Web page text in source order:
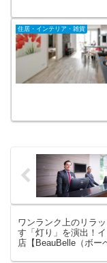
住居・インテリア・雑貨
ワンランク上のリラ
す「灯り」を演出！
店【BeauBelle（ボー